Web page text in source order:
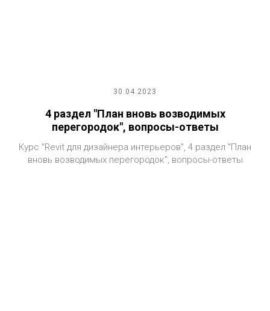
30.04.2023
4 раздел "План вновь возводимых
перегородок", вопросы-ответы
Курс "Revit для дизайнера интерьеров", 4 раздел "План
вновь возводимых перегородок", вопросы-ответы